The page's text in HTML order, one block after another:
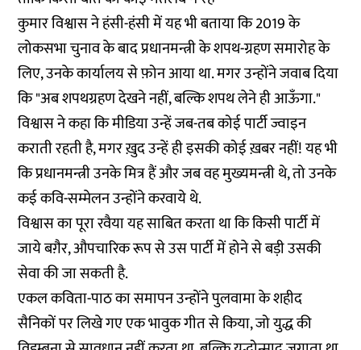
कुमार विश्वास ने हंसी-हंसी में यह भी बताया कि 2019 के
लोकसभा चुनाव के बाद प्रधानमन्त्री के शपथ-ग्रहण समारोह के
लिए, उनके कार्यालय से फ़ोन आया था. मगर उन्होंने जवाब दिया
कि "अब शपथग्रहण देखने नहीं, बल्कि शपथ लेने ही आऊँगा."
विश्वास ने कहा कि मीडिया उन्हें जब-तब कोई पार्टी ज्वाइन
कराती रहती है, मगर ख़ुद उन्हें ही इसकी कोई ख़बर नहीं! यह भी
कि प्रधानमन्त्री उनके मित्र हैं और जब वह मुख्यमन्त्री थे, तो उनके
कई कवि-सम्मेलन उन्होंने करवाये थे.
विश्वास का पूरा रवैया यह साबित करता था कि किसी पार्टी में
जाये बग़ैर, औपचारिक रूप से उस पार्टी में होने से बड़ी उसकी
सेवा की जा सकती है.
एकल कविता-पाठ का समापन उन्होंने पुलवामा के शहीद
सैनिकों पर लिखे गए एक भावुक गीत से किया, जो युद्ध की